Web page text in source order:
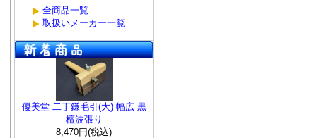
全商品一覧
取扱いメーカー一覧
優美堂 二丁鎌毛引(大) 幅広 黒
檀波張り
8,470円(税込)